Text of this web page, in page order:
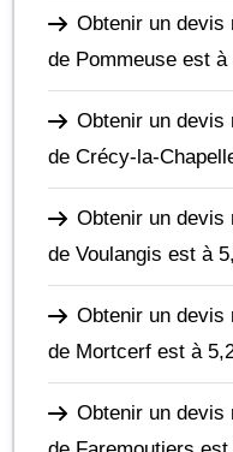
Obtenir un devis
de Pommeuse est à
Obtenir un devis
de Crécy-la-
Obtenir un devis
de Voulangis est à
Obtenir un devis
de Mortcerf est à
Obtenir un devis